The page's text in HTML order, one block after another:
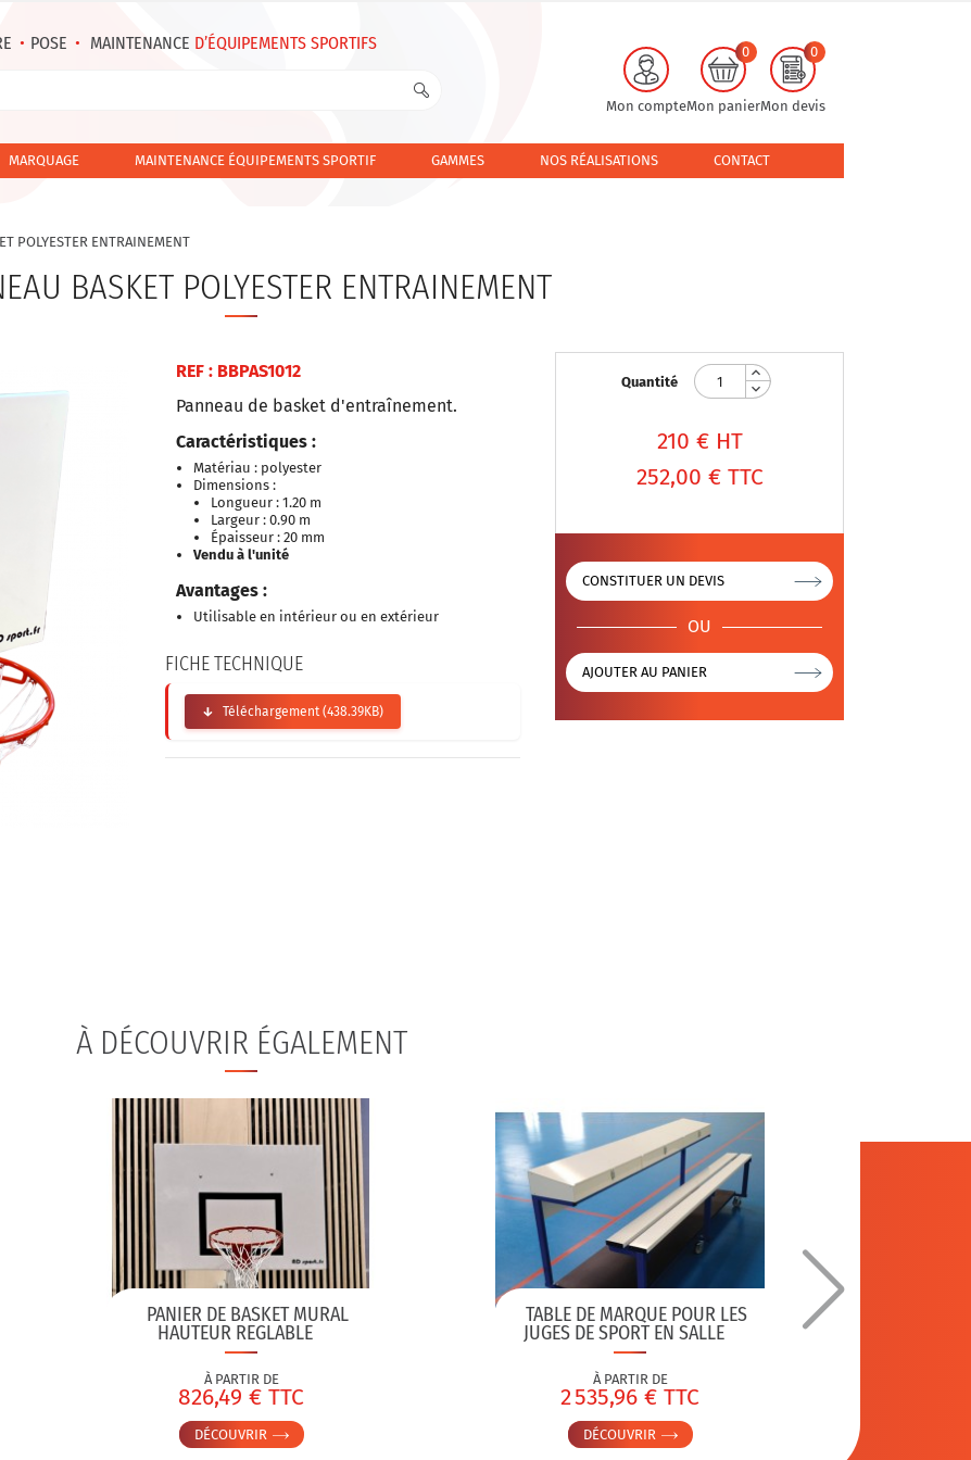
• POSE • MAINTENANCE D’ÉQUIPEMENTS SPORTIFS
Mon compteMon panier
0
Mon devis
0
MARQUAGE MAINTENANCE ÉQUIPEMENTS SPORTIF GAMMES NOS RÉALISATIONS CONTACT
POLYESTER ENTRAINEMENT
BASKET POLYESTER ENTRAINEMENT
REF : BBPAS1012
Panneau de basket d'entraînement.
Caractéristiques :
Matériau : polyester
Dimensions :
Longueur : 1.20 m
Largeur : 0.90 m
Épaisseur : 20 mm
Vendu à l'unité
Avantages :
Utilisable en intérieur ou en extérieur
FICHE TECHNIQUE
Téléchargement (438.39KB)
Quantité
210 € HT
252,00 € TTC
CONSTITUER UN DEVIS
OU
AJOUTER AU PANIER
À DÉCOUVRIR ÉGALEMENT
PANIER DE BASKET MURAL
HAUTEUR REGLABLE
À PARTIR DE
826,49 € TTC
DÉCOUVRIR
TABLE DE MARQUE POUR LES
JUGES DE SPORT EN SALLE
À PARTIR DE
2 535,96 € TTC
DÉCOUVRIR